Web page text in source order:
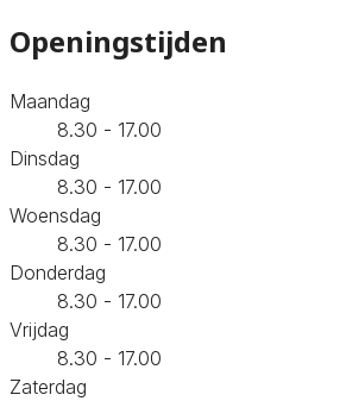
Openingstijden
Maandag
8.30 - 17.00
Dinsdag
8.30 - 17.00
Woensdag
8.30 - 17.00
Donderdag
8.30 - 17.00
Vrijdag
8.30 - 17.00
Zaterdag